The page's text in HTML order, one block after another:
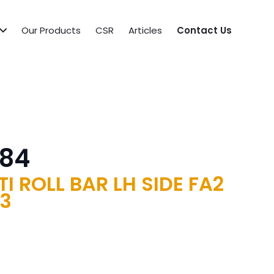
Our Products CSR Articles Contact Us
ROLL BAR LH SIDE FA2